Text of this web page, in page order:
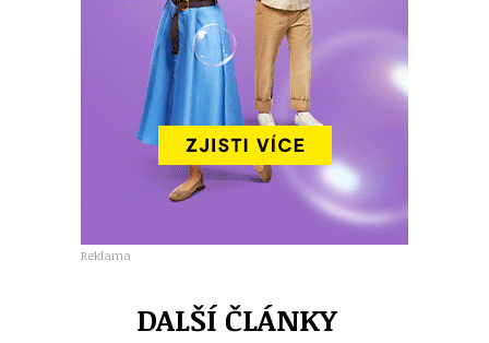
Reklama
DALŠÍ ČLÁNKY